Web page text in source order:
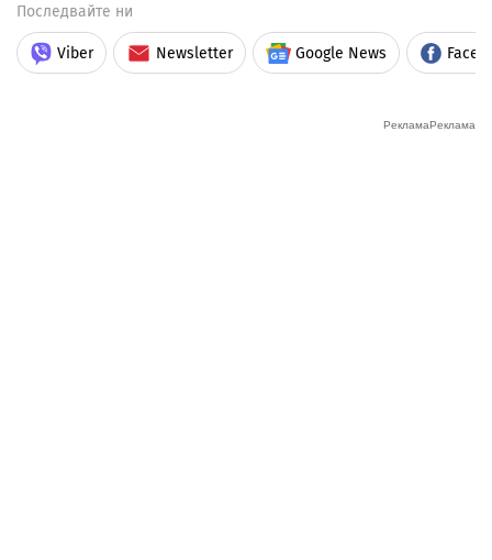
Последвайте ни
Viber Newsletter Google News